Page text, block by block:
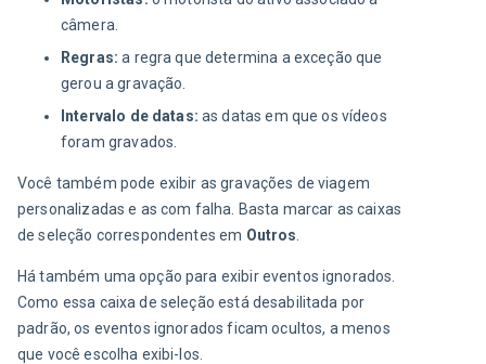
câmera.
Regras: a regra que determina a exceção que
gerou a gravação.
Intervalo de datas: as datas em que os vídeos
foram gravados.
Você também pode exibir as gravações de viagem
personalizadas e as com falha. Basta marcar as caixas
de seleção correspondentes em Outros
Há também uma opção para exibir eventos ignorados.
Como essa caixa de seleção está desabilitada por
padrão, os eventos ignorados ficam ocultos, a menos
que você escolha exibi-los.